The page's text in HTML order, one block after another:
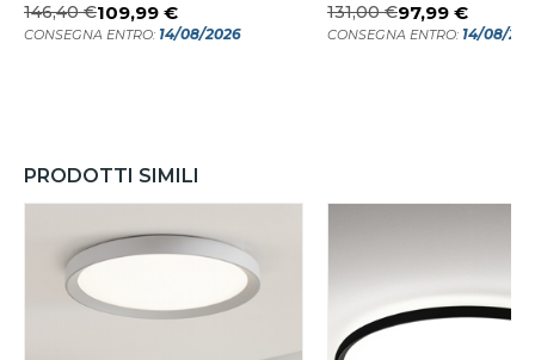
146,40 €109,99 €
CONSEGNA ENTRO: 14/08/2026
131,00 €97,99 €
CONSEGNA ENTRO: 14/08/
PRODOTTI SIMILI